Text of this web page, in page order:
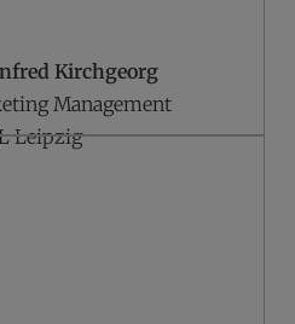
Kirchgeorg
Management
Leipzig